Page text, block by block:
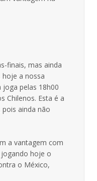
finais, mas ainda
a nossa
joga pelas 18h00
Chilenos. Esta é a
ainda não
a vantagem com
hoje o
o México,